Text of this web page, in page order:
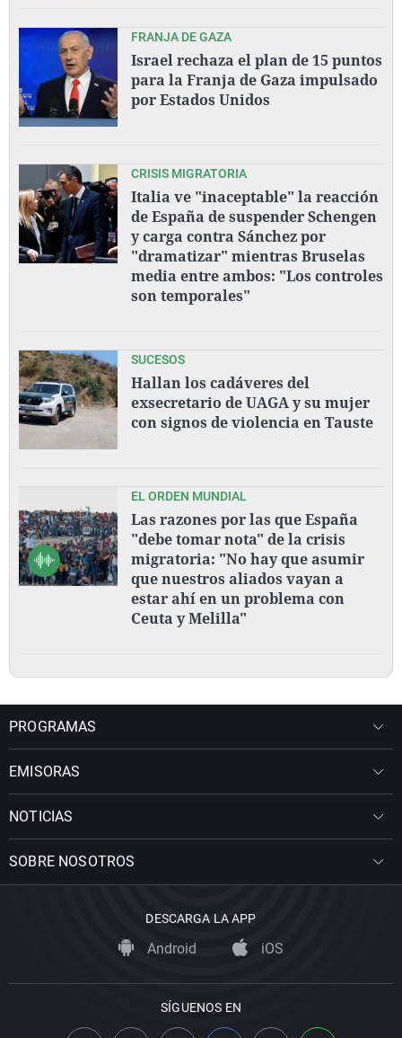
FRANJA DE GAZA
Israel rechaza el plan de 15 puntos
para la Franja de Gaza impulsado
por Estados Unidos
CRISIS MIGRATORIA
Italia ve "inaceptable" la reacción
de España de suspender Schengen
y carga contra Sánchez por
"dramatizar" mientras Bruselas
media entre ambos: "Los controles
son temporales"
SUCESOS
Hallan los cadáveres del
exsecretario de UAGA y su mujer
con signos de violencia en Tauste
EL ORDEN MUNDIAL
Las razones por las que España
"debe tomar nota" de la crisis
migratoria: "No hay que asumir
que nuestros aliados vayan a
estar ahí en un problema con
Ceuta y Melilla"
PROGRAMAS
EMISORAS
NOTICIAS
SOBRE NOSOTROS
DESCARGA LA APP
Android iOS
SÍGUENOS EN